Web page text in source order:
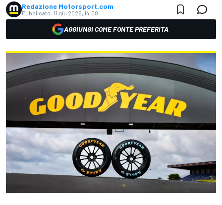
Redazione Motorsport.com
Pubblicato: 11 giu 2026, 14:08
AGGIUNGI COME FONTE PREFERITA